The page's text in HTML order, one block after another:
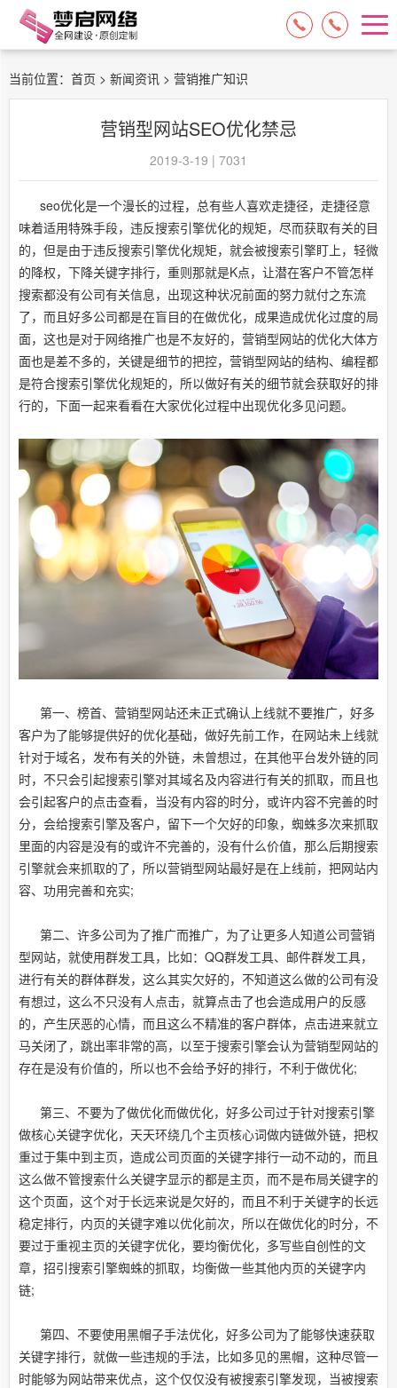
15084717329
当前位置： 首页 > 新闻资讯 > 营销推广知识
营销型网站SEO优化禁忌
2019-3-19 | 7031
seo优化是一个漫长的过程，总有些人喜欢走捷径，走捷径意
味着适用特殊手段，违反搜索引擎优化的规矩，尽而获取有关的目
的，但是由于违反搜索引擎优化规矩，就会被搜索引擎盯上，轻微
的降权，下降关键字排行，重则那就是K点，让潜在客户不管怎样
搜索都没有公司有关信息，出现这种状况前面的努力就付之东流
了，而且好多公司都是在盲目的在做优化，成果造成优化过度的局
面，这也是对于网络推广也是不友好的，营销型网站的优化大体方
面也是差不多的，关键是细节的把控，营销型网站的结构、编程都
是符合搜索引擎优化规矩的，所以做好有关的细节就会获取好的排
行的，下面一起来看看在大家优化过程中出现优化多见问题。
第一、 榜首、营销型网站还未正式确认上线就不要推广，好多
客户为了能够提供好的优化基础，做好先前工作，在网站未上线就
针对于域名，发布有关的外链，未曾想过，在其他平台发外链的同
时，不只会引起搜索引擎对其域名及内容进行有关的抓取，而且也
会引起客户的点击查看，当没有内容的时分，或许内容不完善的时
分，会给搜索引擎及客户，留下一个欠好的印象，蜘蛛多次来抓取
里面的内容是没有的或许不完善的，没有什么价值，那么后期搜索
引擎就会来抓取的了，所以营销型网站最好是在上线前，把网站内
容、功用完善和充实;
第二、许多公司为了推广而推广，为了让更多人知道公司营销
型网站，就使用群发工具，比如：QQ群发工具、邮件群发工具，
进行有关的群体群发，这么其实欠好的，不知道这么做的公司有没
有想过，这么不只没有人点击，就算点击了也会造成用户的反感
的，产生厌恶的心情，而且这么不精准的客户群体，点击进来就立
马关闭了，跳出率非常的高，以至于搜索引擎会认为营销型网站的
存在是没有价值的，所以也不会给予好的排行，不利于做优化;
第三、不要为了做优化而做优化，好多公司过于针对搜索引擎
做核心关键字优化，天天环绕几个主页核心词做内链做外链，把权
重过于集中到主页，造成公司页面的关键字排行一动不动的，而且
这么做不管搜索什么关键字显示的都是主页，而不是布局关键字的
这个页面，这个对于长远来说是欠好的，而且不利于关键字的长远
稳定排行，内页的关键字难以优化前次，所以在做优化的时分，不
要过于重视主页的关键字优化，要均衡优化，多写些自创性的文
章，招引搜索引擎蜘蛛的抓取，均衡做一些其他内页的关键字内
链;
第四、不要使用黑帽子手法优化，好多公司为了能够快速获取
关键字排行，就做一些违规的手法，比如多见的黑帽，这种尽管一
时能够为网站带来优点，这个仅仅没有被搜索引擎发现，当被搜索